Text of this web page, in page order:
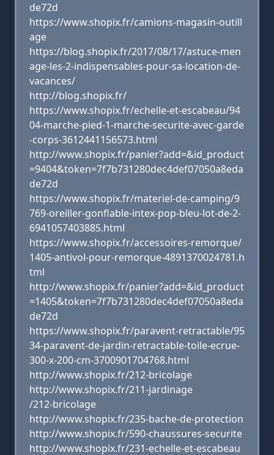
de72d
https://www.shopix.fr/camions-magasin-outill
age
https://blog.shopix.fr/2017/08/17/astuce-men
age-les-2-indispensables-pour-sa-location-de-
vacances/
http://blog.shopix.fr/
https://www.shopix.fr/echelle-et-escabeau/94
04-marche-pied-1-marche-securite-avec-garde
-corps-3612441156573.html
http://www.shopix.fr/panier?add=&id_product
=9404&token=7f7b731280dec4def07050a8eda
de72d
https://www.shopix.fr/materiel-de-camping/9
769-oreiller-gonflable-intex-pop-bleu-lot-de-2-
6941057403885.html
https://www.shopix.fr/accessoires-remorque/
1405-antivol-pour-remorque-4891370024781.h
tml
http://www.shopix.fr/panier?add=&id_product
=1405&token=7f7b731280dec4def07050a8eda
de72d
https://www.shopix.fr/paravent-retractable/95
34-paravent-de-jardin-retractable-toile-ecrue-
300-x-200-cm-3700901704768.html
http://www.shopix.fr/212-bricolage
http://www.shopix.fr/211-jardinage
/212-bricolage
http://www.shopix.fr/235-bache-de-protection
http://www.shopix.fr/590-chaussures-securite
http://www.shopix.fr/231-echelle-et-escabeau